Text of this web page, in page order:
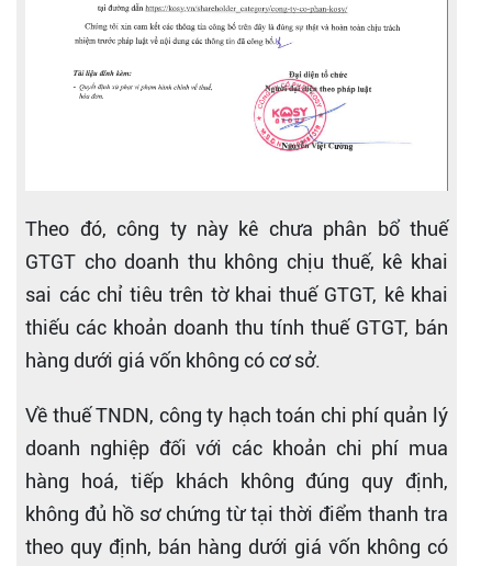
Theo đó, công ty này kê chưa phân bổ thuế
GTGT cho doanh thu không chịu thuế, kê khai
sai các chỉ tiêu trên tờ khai thuế GTGT, kê khai
thiếu các khoản doanh thu tính thuế GTGT, bán
hàng dưới giá vốn không có cơ sở.
Về thuế TNDN, công ty hạch toán chi phí quản lý
doanh nghiệp đối với các khoản chi phí mua
hàng hoá, tiếp khách không đúng quy định,
không đủ hồ sơ chứng từ tại thời điểm thanh tra
theo quy định, bán hàng dưới giá vốn không có